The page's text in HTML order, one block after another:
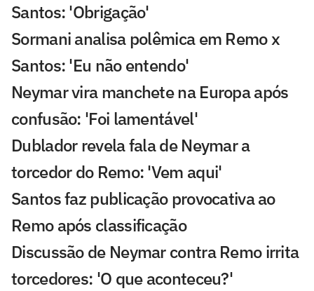
Santos: 'Obrigação'
Sormani analisa polêmica em Remo x
Santos: 'Eu não entendo'
Neymar vira manchete na Europa após
confusão: 'Foi lamentável'
Dublador revela fala de Neymar a
torcedor do Remo: 'Vem aqui'
Santos faz publicação provocativa ao
Remo após classificação
Discussão de Neymar contra Remo irrita
torcedores: 'O que aconteceu?'